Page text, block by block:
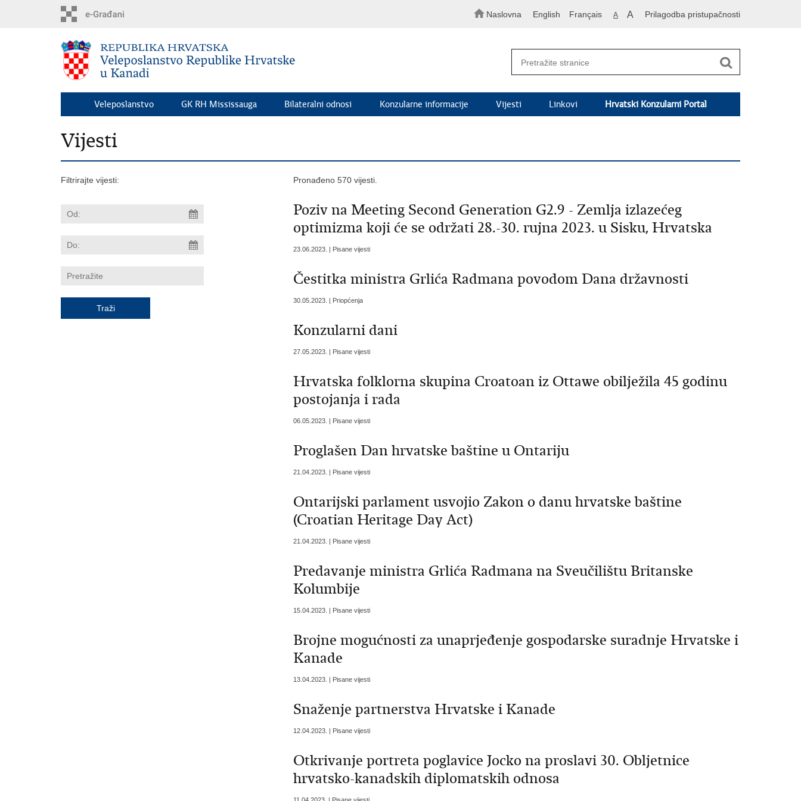
Naslovna English Français A A Prilagodba pristupačnosti
Veleposlanstvo GK RH Mississauga Bilateralni odnosi Konzularne informacije Vijesti Linkovi Hrvatski Konzularni Portal
Vijesti
Filtrirajte vijesti: Pronađeno 570 vijesti.
Poziv na Meeting Second Generation G2.9 - Zemlja izlazećeg
optimizma koji će se održati 28.-30. rujna 2023. u Sisku, Hrvatska
23.06.2023. | Pisane vijesti
Čestitka ministra Grlića Radmana povodom Dana državnosti
30.05.2023. | Priopćenja
Konzularni dani
27.05.2023. | Pisane vijesti
Hrvatska folklorna skupina Croatoan iz Ottawe obilježila 45 godinu
postojanja i rada
06.05.2023. | Pisane vijesti
Proglašen Dan hrvatske baštine u Ontariju
21.04.2023. | Pisane vijesti
Ontarijski parlament usvojio Zakon o danu hrvatske baštine
(Croatian Heritage Day Act)
21.04.2023. | Pisane vijesti
Predavanje ministra Grlića Radmana na Sveučilištu Britanske
Kolumbije
15.04.2023. | Pisane vijesti
Brojne mogućnosti za unaprjeđenje gospodarske suradnje Hrvatske i
Kanade
13.04.2023. | Pisane vijesti
Snaženje partnerstva Hrvatske i Kanade
12.04.2023. | Pisane vijesti
Otkrivanje portreta poglavice Jocko na proslavi 30. Obljetnice
hrvatsko-kanadskih diplomatskih odnosa
11.04.2023. | Pisane vijesti